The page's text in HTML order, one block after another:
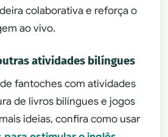
colaborativa e reforça o
ao vivo.
atividades bilíngues
fantoches com atividades
de livros bilíngues e jogos
ideias, confira como usar